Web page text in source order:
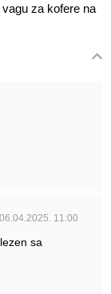
za kofere na
06.04.2025. 11:00
sa